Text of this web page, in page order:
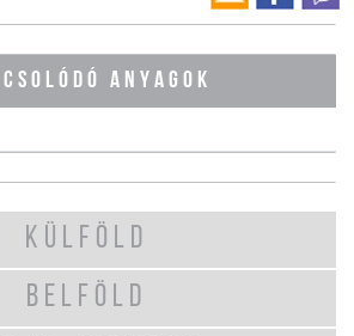
ANYAGOK
KÜLFÖLD
BELFÖLD